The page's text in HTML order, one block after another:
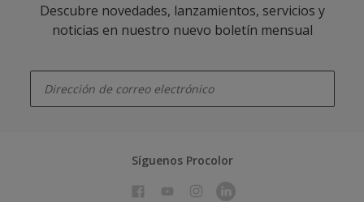
Descubre novedades, lanzamientos, servicios y
noticias en nuestro nuevo boletín mensual
Síguenos Procolor